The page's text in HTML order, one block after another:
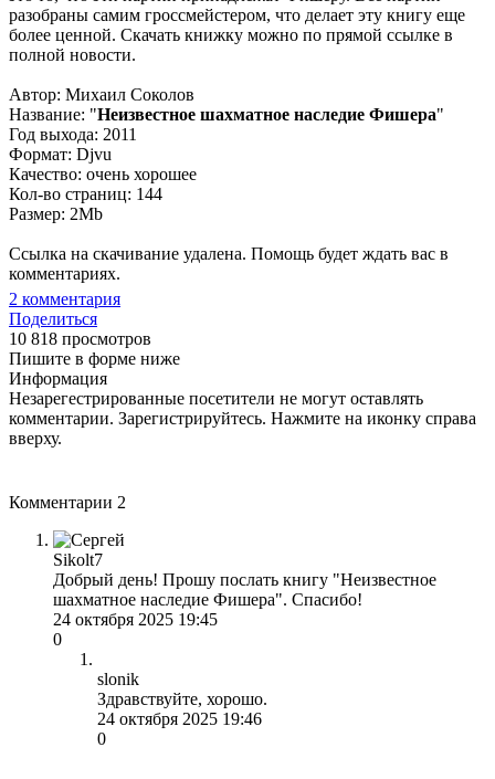
разобраны самим гроссмейстером, что делает эту книгу еще
более ценной. Скачать книжку можно по прямой ссылке в
полной новости.
Автор: Михаил Соколов
Название: "Неизвестное шахматное наследие Фишера"
Год выхода: 2011
Формат: Djvu
Качество: очень хорошее
Кол-во страниц: 144
Размер: 2Mb
Ссылка на скачивание удалена. Помощь будет ждать вас в
комментариях.
2 комментария
Поделиться
10 818 просмотров
Пишите в форме ниже
Информация
Незарегестрированные посетители не могут оставлять
комментарии. Зарегистрируйтесь. Нажмите на иконку справа
вверху.
Комментарии 2
Sikolt7
Добрый день! Прошу послать книгу "Неизвестное
шахматное наследие Фишера". Спасибо!
24 октября 2025 19:45
0
slonik
Здравствуйте, хорошо.
24 октября 2025 19:46
0